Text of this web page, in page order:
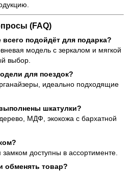
(FAQ)
подойдёт для подарка?
модель с зеркалом и мягкой
выбор.
для поездок?
идеально подходящие
шкатулки?
МДФ, экокожа с бархатной
доступны в ассортименте.
обменять товар?